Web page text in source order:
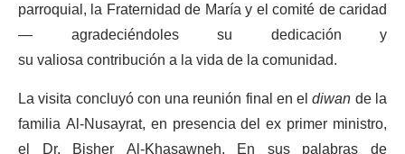
parroquial, la Fraternidad de María y el comité de caridad
— agradeciéndoles su dedicación y
su valiosa contribución a la vida de la comunidad.
La visita concluyó con una reunión final en eldiwande la
familia Al-Nusayrat, en presencia del ex primer ministro,